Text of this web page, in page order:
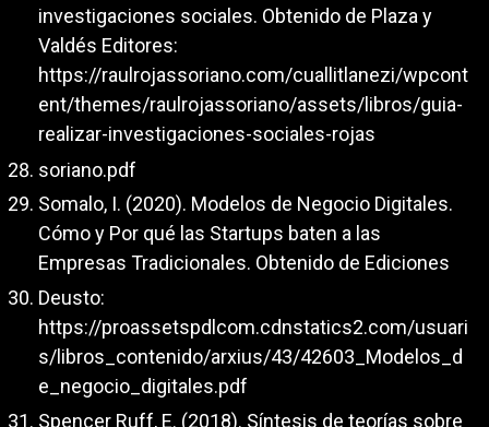
investigaciones sociales. Obtenido de Plaza y
Valdés Editores:
https://raulrojassoriano.com/cuallitlanezi/wpcont
ent/themes/raulrojassoriano/assets/libros/guia-
realizar-investigaciones-sociales-rojas
soriano.pdf
Somalo, I. (2020). Modelos de Negocio Digitales.
Cómo y Por qué las Startups baten a las
Empresas Tradicionales. Obtenido de Ediciones
Deusto:
https://proassetspdlcom.cdnstatics2.com/usuari
s/libros_contenido/arxius/43/42603_Modelos_d
e_negocio_digitales.pdf
Spencer Ruff, E. (2018). Síntesis de teorías sobre